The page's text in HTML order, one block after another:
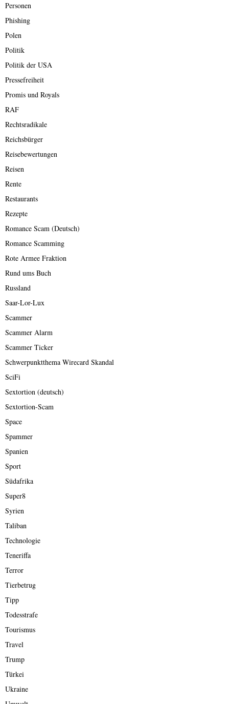
Personen
Phishing
Polen
Politik
Politik der USA
Pressefreiheit
Promis und Royals
RAF
Rechtsradikale
Reichsbürger
Reisebewertungen
Reisen
Rente
Restaurants
Rezepte
Romance Scam (Deutsch)
Romance Scamming
Rote Armee Fraktion
Rund ums Buch
Russland
Saar-Lor-Lux
Scammer
Scammer Alarm
Scammer Ticker
Schwerpunktthema Wirecard Skandal
SciFi
Sextortion (deutsch)
Sextortion-Scam
Space
Spammer
Spanien
Sport
Südafrika
Super8
Syrien
Taliban
Technologie
Teneriffa
Terror
Tierbetrug
Tipp
Todesstrafe
Tourismus
Travel
Trump
Türkei
Ukraine